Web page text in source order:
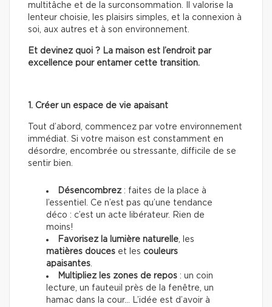
multitâche et de la surconsommation. Il valorise la
lenteur choisie, les plaisirs simples, et la connexion à
soi, aux autres et à son environnement.
Et devinez quoi ? La maison est l’endroit par
excellence pour entamer cette transition.
1. Créer un espace de vie apaisant
Tout d’abord, commencez par votre environnement
immédiat. Si votre maison est constamment en
désordre, encombrée ou stressante, difficile de se
sentir bien.
Désencombrez : faites de la place à
l’essentiel. Ce n’est pas qu’une tendance
déco : c’est un acte libérateur. Rien de
moins!
Favorisez la lumière naturelle , les
matières douces et les couleurs
apaisantes
Multipliez les zones de repos : un coin
lecture, un fauteuil près de la fenêtre, un
hamac dans la cour… L’idée est d’avoir à